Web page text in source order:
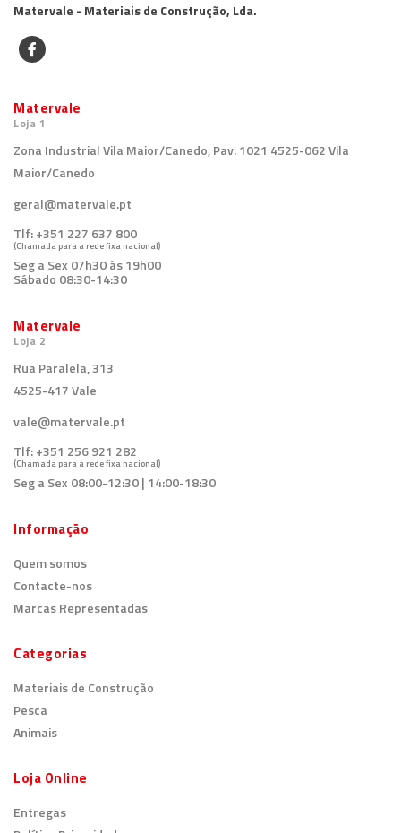
Matervale - Materiais de Construção, Lda.
Matervale
Loja 1
Zona Industrial Vila Maior/Canedo, Pav. 1021 4525-062 Vila
Maior/Canedo
geral@matervale.pt
Tlf:+351 227 637 800
(Chamada para a rede fixa nacional)
Seg a Sex 07h30 às 19h00
Sábado 08:30-14:30
Matervale
Loja 2
Rua Paralela, 313
4525-417 Vale
vale@matervale.pt
Tlf:+351 256 921 282
(Chamada para a rede fixa nacional)
Seg a Sex 08:00-12:30 | 14:00-18:30
Informação
Quem somos
Contacte-nos
Marcas Representadas
Categorias
Materiais de Construção
Pesca
Animais
Loja Online
Entregas